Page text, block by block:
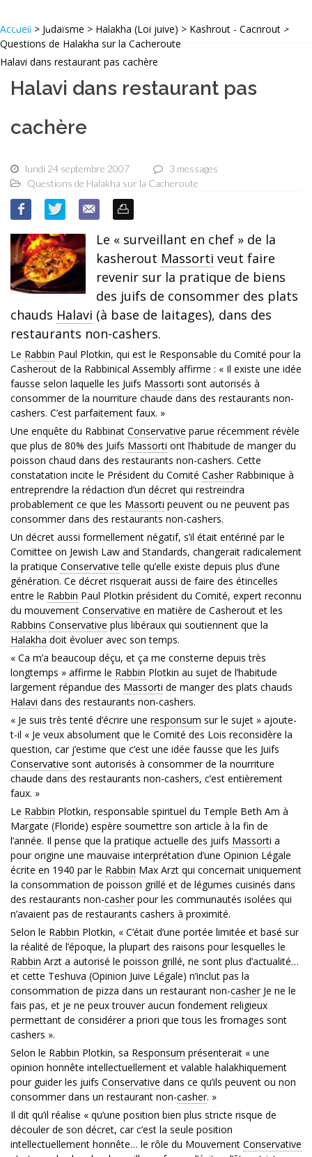
Accueil > Judaïsme > Halakha (Loi juive) > Kashrout - Cachrout >
Questions de Halakha sur la Cacheroute
Halavi dans restaurant pas cachère
Halavi dans restaurant pas
cachère
lundi 24 septembre 2007
3 messages
Questions de Halakha sur la Cacheroute
Le « surveillant en chef » de la
kasherout Massorti veut faire
revenir sur la pratique de biens
des juifs de consommer des plats
chauds Halavi (à base de laitages), dans des
restaurants non-cashers.
Le Rabbin Paul Plotkin, qui est le Responsable du Comité pour la
Casherout de la Rabbinical Assembly affirme : « Il existe une idée
fausse selon laquelle les Juifs Massorti sont autorisés à
consommer de la nourriture chaude dans des restaurants non-
cashers. C’est parfaitement faux. »
Une enquête du Rabbinat Conservative parue récemment révèle
que plus de 80% des Juifs Massorti ont l’habitude de manger du
poisson chaud dans des restaurants non-cashers. Cette
constatation incite le Président du Comité CasherRabbinique à
entreprendre la rédaction d’un décret qui restreindra
probablement ce que les Massorti peuvent ou ne peuvent pas
consommer dans des restaurants non-cashers.
Un décret aussi formellement négatif, s’il était entériné par le
Comittee on Jewish Law and Standards, changerait radicalement
la pratique Conservative telle qu’elle existe depuis plus d’une
génération. Ce décret risquerait aussi de faire des étincelles
entre le Rabbin Paul Plotkin président du Comité, expert reconnu
du mouvement Conservative en matière de Casherout et les
Rabbins Conservative plus libéraux qui soutiennent que la
Halakha doit évoluer avec son temps.
« Ca m’a beaucoup déçu, et ça me consterne depuis très
longtemps » affirme le Rabbin Plotkin au sujet de l’habitude
largement répandue des Massorti de manger des plats chauds
Halavi dans des restaurants non-cashers.
« Je suis très tenté d’écrire une responsum sur le sujet » ajoute-
t-il « Je veux absolument que le Comité des Lois reconsidère la
question, car j’estime que c’est une idée fausse que les Juifs
Conservative sont autorisés à consommer de la nourriture
chaude dans des restaurants non-cashers, c’est entièrement
faux. »
Le Rabbin Plotkin, responsable spirituel du Temple Beth Am à
Margate (Floride) espère soumettre son article à la fin de
l’année. Il pense que la pratique actuelle des juifs Massorti a
pour origine une mauvaise interprétation d’une Opinion Légale
écrite en 1940 par le Rabbin Max Arzt qui concernait uniquement
la consommation de poisson grillé et de légumes cuisinés dans
des restaurants non-casherpour les communautés isolées qui
n’avaient pas de restaurants cashers à proximité.
Selon le Rabbin Plotkin, « C’était d’une portée limitée et basé sur
la réalité de l’époque, la plupart des raisons pour lesquelles le
Rabbin Arzt a autorisé le poisson grillé, ne sont plus d’actualité…
et cette Teshuva (Opinion Juive Légale) n’inclut pas la
consommation de pizza dans un restaurant non-casherJe ne le
fais pas, et je ne peux trouver aucun fondement religieux
permettant de considérer a priori que tous les fromages sont
cashers ».
Selon le Rabbin Plotkin, sa Responsum présenterait « une
opinion honnête intellectuellement et valable halakhiquement
pour guider les juifs Conservative dans ce qu’ils peuvent ou non
consommer dans un restaurant non-casher. »
Il dit qu’il réalise « qu’une position bien plus stricte risque de
découler de son décret, car c’est la seule position
intellectuellement honnête… le rôle du Mouvement Conservative